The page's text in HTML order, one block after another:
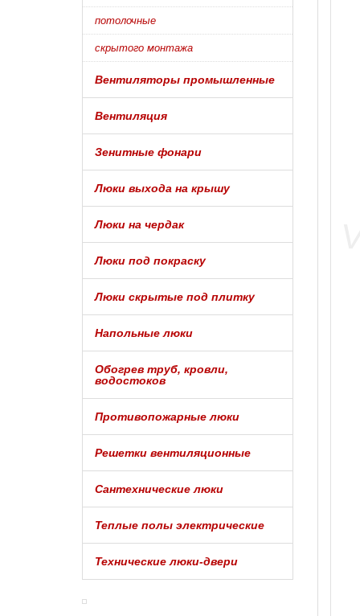
потолочные
скрытого монтажа
Вентиляторы промышленные
Вентиляция
Зенитные фонари
Люки выхода на крышу
Люки на чердак
Люки под покраску
Люки скрытые под плитку
Напольные люки
Обогрев труб, кровли,
водостоков
Противопожарные люки
Решетки вентиляционные
Сантехнические люки
Теплые полы электрические
Технические люки-двери